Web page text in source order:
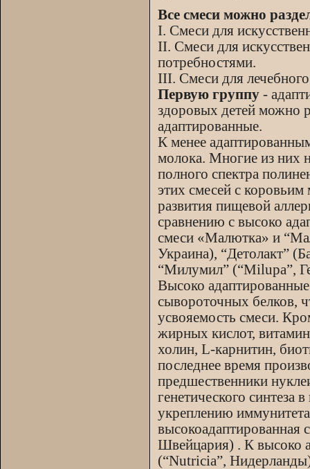
Все смеси можно
І. Смеси для
ІІ. Смеси для
потребностями.
ІІІ. Смеси для
Первую группу -
здоровых детей можно
адаптированные.
К менее
молока. Многие из них
полного спектра
этих смесей с
развития пищевой
сравнению с высоко
смеси «Малютка» и
Украина), “Детолакт”
“Милумил” (“Мilupa”,
Высоко
сывороточных белков,
усвояемость смеси.
жирных кислот,
холин, L-карнитин,
последнее время
предшественники
генетического синтеза
укреплению
высокоадаптированная
Швейцария) . К высоко
(“Nutricia”,